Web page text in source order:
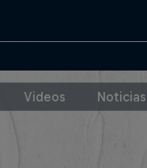
Videos Noticias